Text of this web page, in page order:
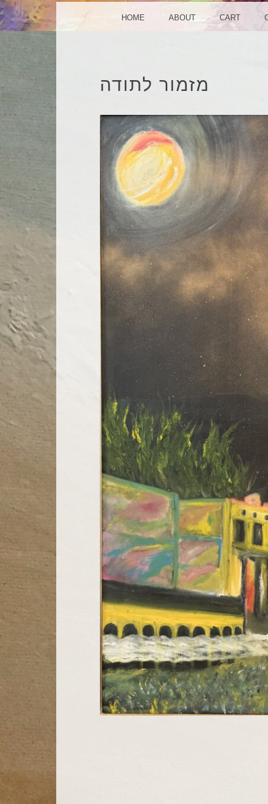
MENU
SKIP TO CONTENT
HOME ABOUT CART
מזמור לתודה